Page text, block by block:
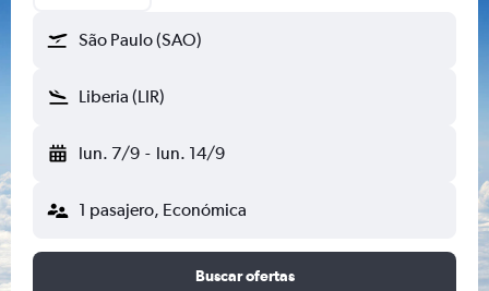
São Paulo (SAO)
Liberia (LIR)
lun. 7/9 - lun. 14/9
1 pasajero, Económica
Buscar ofertas